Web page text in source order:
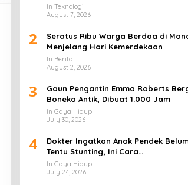
Lapis
In Teknologi
August 7, 2026
2
Seratus Ribu Warga Berdoa di
Menjelang Hari Kemerdekaan
In Berita
August 2, 2026
3
Gaun Pengantin Emma Roberts
Boneka Antik, Dibuat 1.000 Jam
In Gaya Hidup
July 30, 2026
4
Dokter Ingatkan Anak Pendek
Tentu Stunting, Ini Cara
Membedakannya
In Gaya Hidup
July 24, 2026